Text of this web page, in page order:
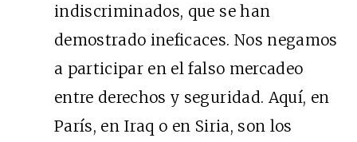
indiscriminados, que se han
demostrado ineficaces. Nos negamos
a participar en el falso mercadeo
entre derechos y seguridad. Aquí, en
París, en Iraq o en Siria, son los